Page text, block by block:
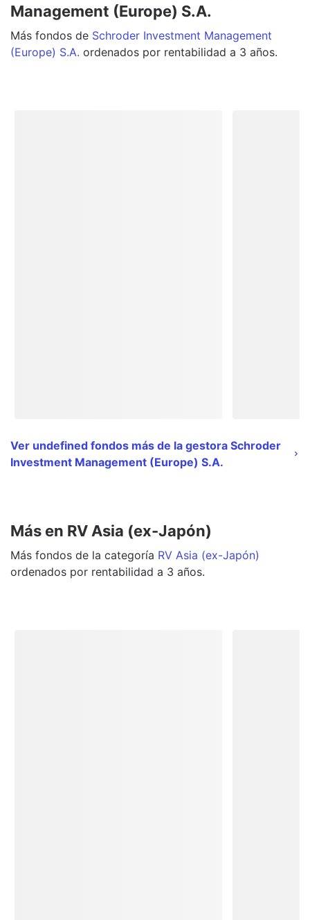
Management (Europe) S.A.
Más fondos de Schroder Investment Management
(Europe) S.A. ordenados por rentabilidad a 3 años.
Ver undefined fondos más de la gestora Schroder
Investment Management (Europe) S.A.
Más en RV Asia (ex-Japón)
Más fondos de la categoría RV Asia (ex-Japón)
ordenados por rentabilidad a 3 años.